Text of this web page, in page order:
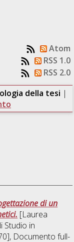
Atom
RSS 1.0
RSS 2.0
della tesi |
di un
[Laurea
Studio in
, Documento full-